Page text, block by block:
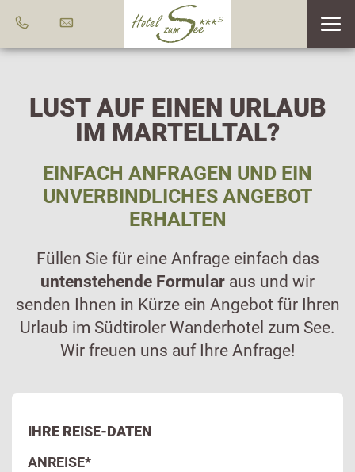
LUST AUF EINEN URLAUB
IM MARTELLTAL?
EINFACH ANFRAGEN UND EIN
UNVERBINDLICHES ANGEBOT
ERHALTEN
Füllen Sie für eine Anfrage einfach das
untenstehende Formular aus und wir
senden Ihnen in Kürze ein Angebot für Ihren
Urlaub im Südtiroler Wanderhotel zum See.
Wir freuen uns auf Ihre Anfrage!
IHRE REISE-DATEN
ANREISE*